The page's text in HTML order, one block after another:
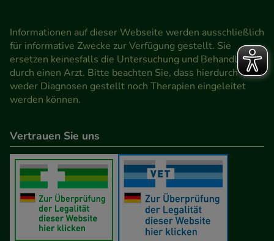
Informationen auf dieser Webseite werden ausschließlich
für informative Zwecke zur Verfügung gestellt. Sie
ersetzen keinesfalls die Untersuchung und Behandlung
durch einen Arzt. Bitte beachten Sie, dass hierdurch
weder Diagnosen gestellt noch Therapien eingeleitet
werden können.
Vertrauen Sie uns